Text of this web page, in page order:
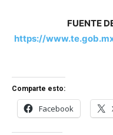
FUENTE
https://
Comparte esto:
Facebook